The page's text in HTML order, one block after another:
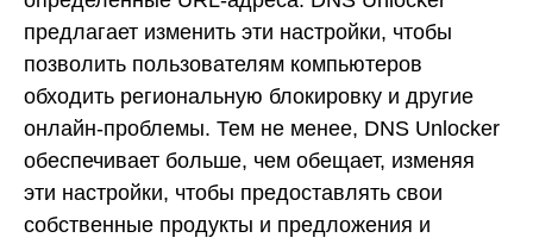
предлагает изменить эти настройки, чтобы
позволить пользователям компьютеров
обходить региональную блокировку и другие
онлайн-проблемы. Тем не менее, DNS Unlocker
обеспечивает больше, чем обещает, изменяя
эти настройки, чтобы предоставлять свои
собственные продукты и предложения и